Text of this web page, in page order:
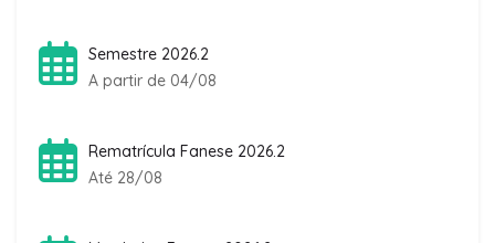
Semestre 2026.2
A partir de 04/08
Rematrícula Fanese 2026.2
Até 28/08